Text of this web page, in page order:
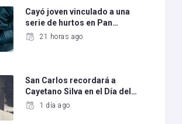
Cayó joven vinculado a una
serie de hurtos en Pan…
21 horas ago
San Carlos recordará a
Cayetano Silva en el Día del…
1 día ago